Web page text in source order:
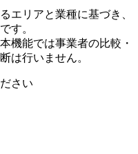
エリアと業種に基づき、
す。
機能では事業者の比較・
は行いません。
さい